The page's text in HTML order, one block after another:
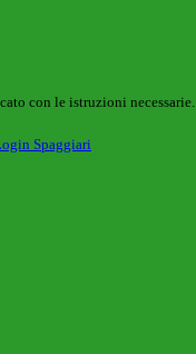
con le istruzioni necessarie.
Spaggiari